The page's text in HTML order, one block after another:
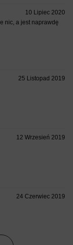
10 Lipiec 2020
nic, a jest naprawdę
25 Listopad 2019
12 Wrzesień 2019
24 Czerwiec 2019